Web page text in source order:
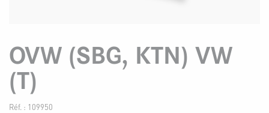
OVW (SBG, KTN) VW
(T)
Réf. : 109950